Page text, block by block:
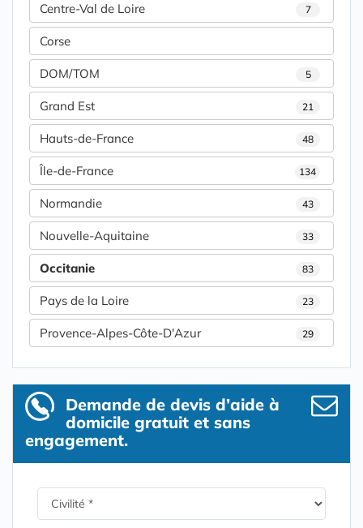
Centre-Val de Loire 7
Corse
DOM/TOM 5
Grand Est 21
Hauts-de-France 48
Île-de-France 134
Normandie 43
Nouvelle-Aquitaine 33
Occitanie 83
Pays de la Loire 23
Provence-Alpes-Côte-D'Azur 29
Demande de devis d’aide à
domicile gratuit et sans
engagement.